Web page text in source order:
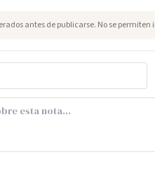
antes de publicarse. No se